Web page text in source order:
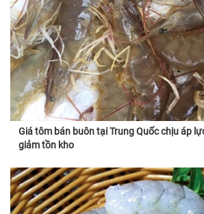
Giá tôm bán buôn tại Trung Quốc chịu áp
giảm tồn kho